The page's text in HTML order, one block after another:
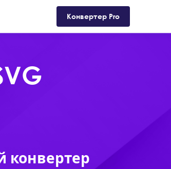
Блог
Конвертер Pro
конвертер